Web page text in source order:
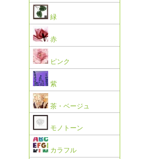
緑
赤
ピンク
紫
茶・ベージュ
モノトーン
カラフル